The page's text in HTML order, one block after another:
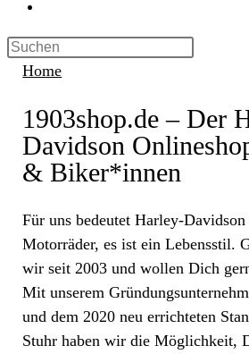
Home
1903shop.de – Der
Davidson
& Biker*innen
Für uns bedeutet Harley-
Motorräder, es ist ein Lebensstil.
wir seit 2003 und wollen Dich
Mit unserem
und dem 2020 neu errichteten
Stuhr haben wir die Möglichkeit,